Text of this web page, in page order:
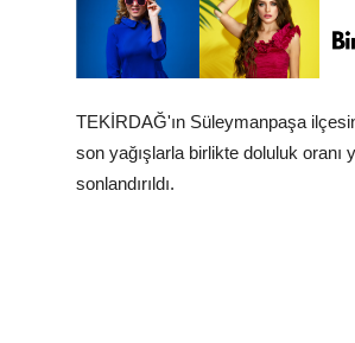
TEKİRDAĞ'ın Süleymanpaşa
son yağışlarla birlikte doluluk
sonlandırıldı.